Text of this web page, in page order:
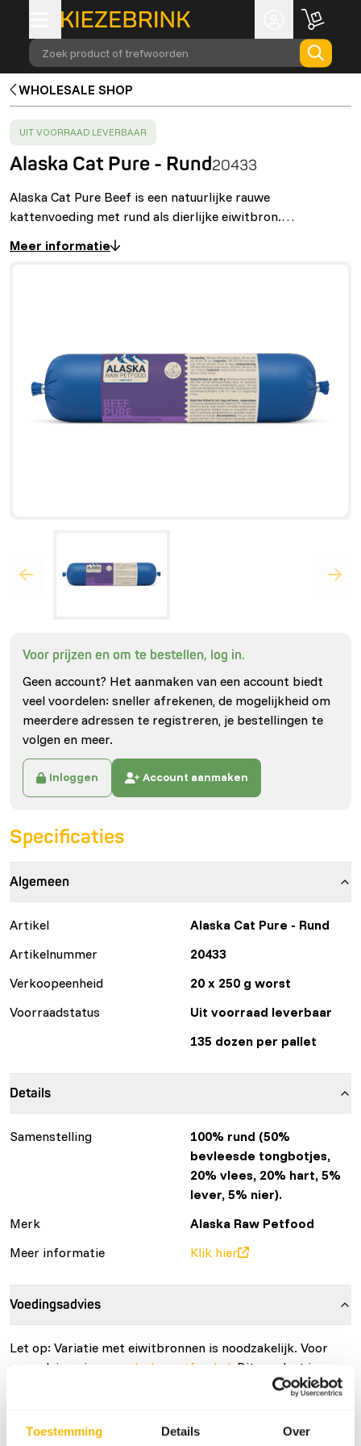
Toestemming Details Over
Zoek product of trefwoorden
WHOLESALE SHOP
SUCCESS:
UIT VOORRAAD LEVERBAAR
Alaska Cat Pure - Rund20433
Alaska Cat Pure Beef is een natuurlijke rauwe
kattenvoeding met rund als dierlijke eiwitbron.…
Meer informatie
Voor prijzen en om te bestellen, log in.
Geen account? Het aanmaken van een account biedt
veel voordelen: sneller afrekenen, de mogelijkheid om
meerdere adressen te registreren, je bestellingen te
volgen en meer.
Inloggen Account aanmaken
Specificaties
Algemeen
Artikel
Alaska Cat Pure - Rund
Artikelnummer
20433
Verkoopeenheid
20 x 250 g worst
Voorraadstatus
Uit voorraad leverbaar
135 dozen per pallet
Details
Samenstelling
100% rund (50%
bevleesde tongbotjes,
20% vlees, 20% hart, 5%
lever, 5% nier).
Merk
Alaska Raw Petfood
Meer informatie
Klik hier
Voedingsadvies
Let op: Variatie met eiwitbronnen is noodzakelijk. Voor
voeradvies, zie
www.alaska-petfood.nl . Dit product is een
rauw diervoeder, houd daarom de hygiënevoorschriften in